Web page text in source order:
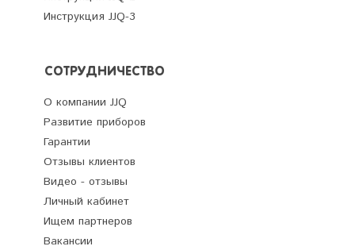
Инструкция JJQ-3
СОТРУДНИЧЕСТВО
О компании JJQ
Развитие приборов
Гарантии
Отзывы клиентов
Видео - отзывы
Личный кабинет
Ищем партнеров
Вакансии